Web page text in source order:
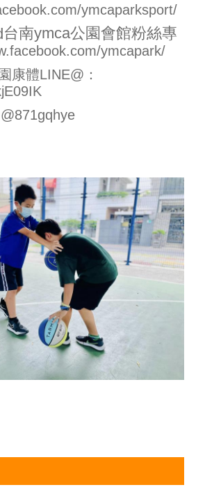
ymcaparksport/
台南ymca公園會館粉絲專
ymcapark/
康體LINE@：